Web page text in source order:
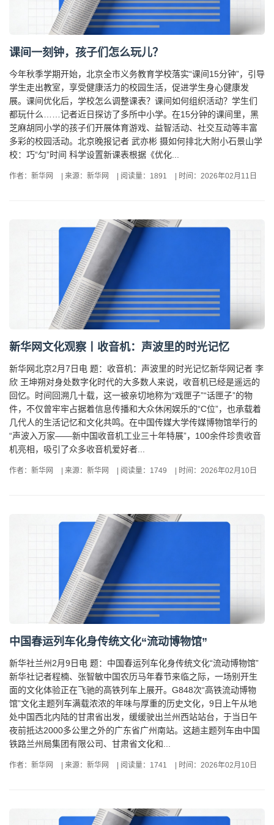
课间一刻钟，孩子们怎么玩儿？
今年秋季学期开始，北京全市义务教育学校落实“课间15分钟”，引导
学生走出教室，享受健康活力的校园生活，促进学生身心健康发
展。课间优化后，学校怎么调整课表？课间如何组织活动？学生们
都玩什么……记者近日探访了多所中小学。在15分钟的课间里，黑
芝麻胡同小学的孩子们开展体育游戏、益智活动、社交互动等丰富
多彩的校园活动。北京晚报记者 武亦彬 摄如何排北大附小石景山学
校：巧“匀”时间 科学设置新课表根据《优化...
作者：新华网 来源：新华网 阅读量：1891 时间：2026年02月11日
新华网文化观察丨收音机：声波里的时光记忆
新华网北京2月7日电 题：收音机：声波里的时光记忆新华网记者 李
欣 王坤朔对身处数字化时代的大多数人来说，收音机已经是遥远的
回忆。时间回溯几十载，这一被亲切地称为“戏匣子”“话匣子”的物
件，不仅曾牢牢占据着信息传播和大众休闲娱乐的“C位”，也承载着
几代人的生活记忆和文化共鸣。在中国传媒大学传媒博物馆举行的
“声波入万家——新中国收音机工业三十年特展”，100余件珍贵收音
机亮相，吸引了众多收音机爱好者...
作者：新华网 来源：新华网 阅读量：1749 时间：2026年02月10日
中国春运列车化身传统文化“流动博物馆”
新华社兰州2月9日电 题：中国春运列车化身传统文化“流动博物馆”
新华社记者程楠、张智敏中国农历马年春节来临之际，一场别开生
面的文化体验正在飞驰的高铁列车上展开。G848次“高铁流动博物
馆”文化主题列车满载浓浓的年味与厚重的历史文化，9日上午从地
处中国西北内陆的甘肃省出发，缓缓驶出兰州西站站台，于当日午
夜前抵达2000多公里之外的广东省广州南站。这趟主题列车由中国
铁路兰州局集团有限公司、甘肃省文化和...
作者：新华网 来源：新华网 阅读量：1741 时间：2026年02月10日